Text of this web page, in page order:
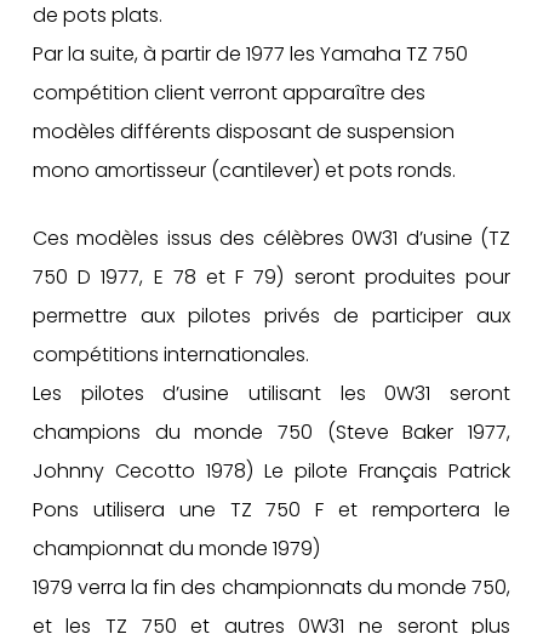
de pots plats.
Par la suite, à partir de 1977 les Yamaha TZ 750
compétition client verront apparaître des
modèles différents disposant de suspension
mono amortisseur (cantilever) et pots ronds.
Ces modèles issus des célèbres 0W31 d’usine (TZ
750 D 1977, E 78 et F 79) seront produites pour
permettre aux pilotes privés de participer aux
compétitions internationales.
Les pilotes d’usine utilisant les 0W31 seront
champions du monde 750 (Steve Baker 1977,
Johnny Cecotto 1978) Le pilote Français Patrick
Pons utilisera une TZ 750 F et remportera le
championnat du monde 1979)
1979 verra la fin des championnats du monde 750,
et les TZ 750 et autres 0W31 ne seront plus